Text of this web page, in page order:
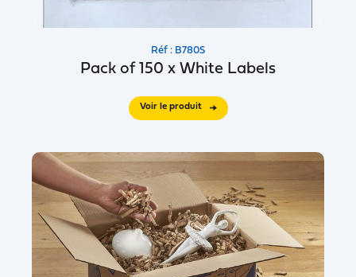
Réf : B780S
Pack of 150 x White Labels
Voir le produit